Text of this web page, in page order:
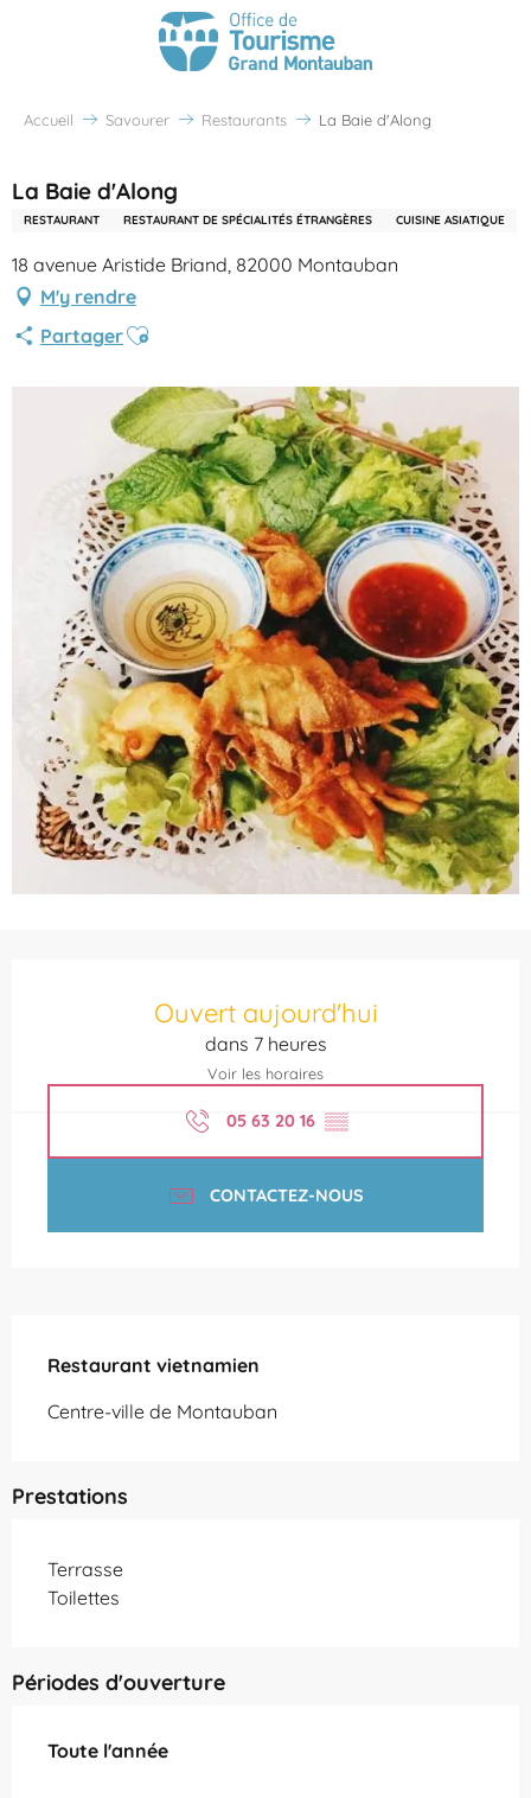
Accueil Savourer Restaurants La Baie d'Along
La Baie d'Along
RESTAURANT RESTAURANT DE SPÉCIALITÉS ÉTRANGÈRES CUISINE ASIATIQUE
18 avenue Aristide Briand, 82000 Montauban
M'y rendre
PartagerAjouter aux favoris
Ouvert aujourd'hui
dans 7 heures
Voir les horaires
05 63 20 16 ▒▒
CONTACTEZ-NOUS
Restaurant vietnamien
Centre-ville de Montauban
Prestations
Terrasse
Toilettes
Périodes d'ouverture
Toute l'année
Toute l'année